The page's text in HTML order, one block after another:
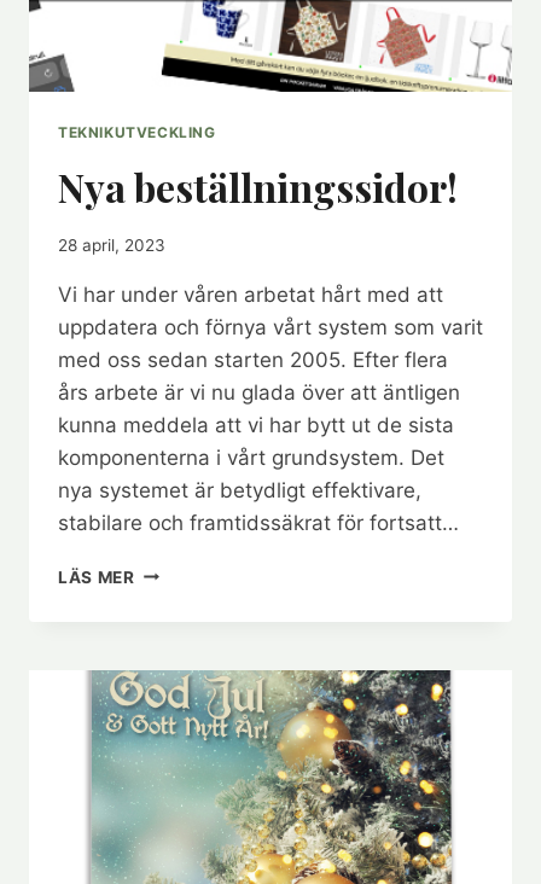
TEKNIKUTVECKLING
Nya beställningssidor!
28 april, 2023
Vi har under våren arbetat hårt med att
uppdatera och förnya vårt system som varit
med oss sedan starten 2005. Efter flera
års arbete är vi nu glada över att äntligen
kunna meddela att vi har bytt ut de sista
komponenterna i vårt grundsystem. Det
nya systemet är betydligt effektivare,
stabilare och framtidssäkrat för fortsatt…
LÄS MERNYA